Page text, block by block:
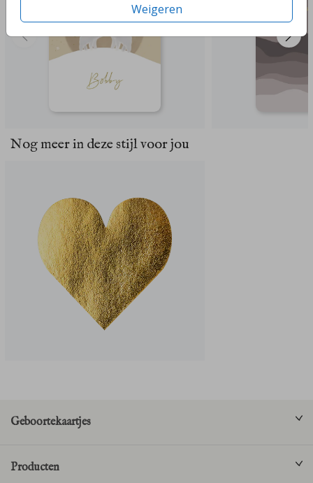
Weigeren
Nog meer in deze stijl voor jou
Geboortekaartjes
Producten